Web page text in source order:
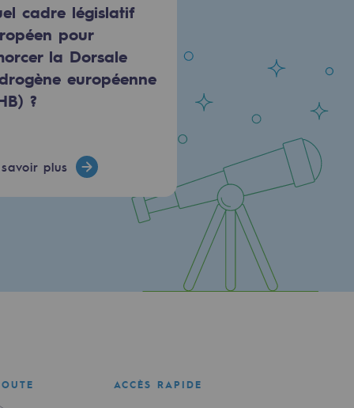
cadre législatif
pour
la Dorsale
européenne
?
plus
ACCÈS RAPIDE